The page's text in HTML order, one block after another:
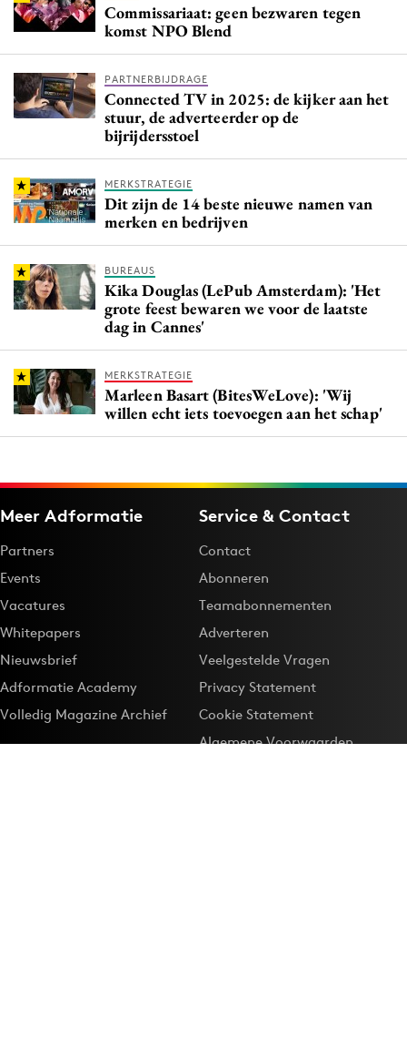
Commissariaat: geen bezwaren tegen
komst NPO Blend
PARTNERBIJDRAGE
Connected TV in 2025: de kijker aan het
stuur, de adverteerder op de
bijrijdersstoel
MERKSTRATEGIE
Dit zijn de 14 beste nieuwe namen van
merken en bedrijven
BUREAUS
Kika Douglas (LePub Amsterdam): 'Het
grote feest bewaren we voor de laatste
dag in Cannes'
MERKSTRATEGIE
Marleen Basart (BitesWeLove): 'Wij
willen echt iets toevoegen aan het schap'
Meer Adformatie
Partners
Events
Vacatures
Whitepapers
Nieuwsbrief
Adformatie Academy
Volledig Magazine Archief
Service & Contact
Contact
Abonneren
Teamabonnementen
Adverteren
Veelgestelde Vragen
Privacy Statement
Cookie Statement
Algemene Voorwaarden